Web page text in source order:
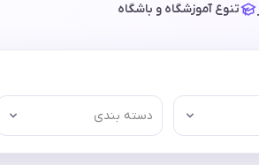
تنوع آموزشگاه و باشگاه
دسته بندی